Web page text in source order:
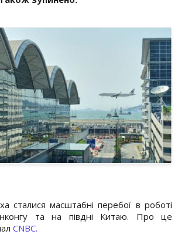
сталися масштабні перебої в роботі
та на півдні Китаю. Про це
CNBC.